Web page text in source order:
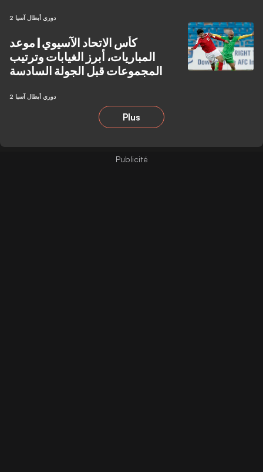
دوري أبطال آسيا 2
كأس الاتحاد الآسيوي | موعد
المباريات، أبرز الغيابات وترتيب
المجموعات قبل الجولة السادسة
دوري أبطال آسيا 2
Plus